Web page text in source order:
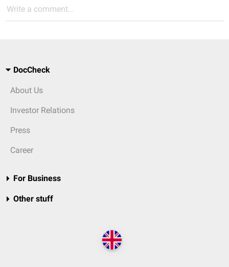
Write a comment...
DocCheck
About Us
Investor Relations
Press
Career
For Business
Other stuff